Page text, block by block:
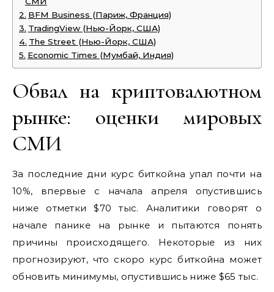
BFM Business (Париж, Франция)
TradingView (Нью-Йорк, США)
The Street (Нью-Йорк, США)
Economic Times (Мумбай, Индия)
Обвал на криптовалютном
рынке: оценки мировых
СМИ
За последние дни курс биткойна упал почти на
10%, впервые с начала апреля опустившись
ниже отметки $70 тыс. Аналитики говорят о
начале панике на рынке и пытаются понять
причины происходящего. Некоторые из них
прогнозируют, что скоро курс биткойна может
обновить минимумы, опустившись ниже $65 тыс.